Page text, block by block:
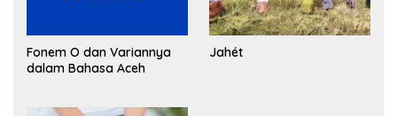
Fonem O dan Variannya
dalam Bahasa Aceh
Jahét